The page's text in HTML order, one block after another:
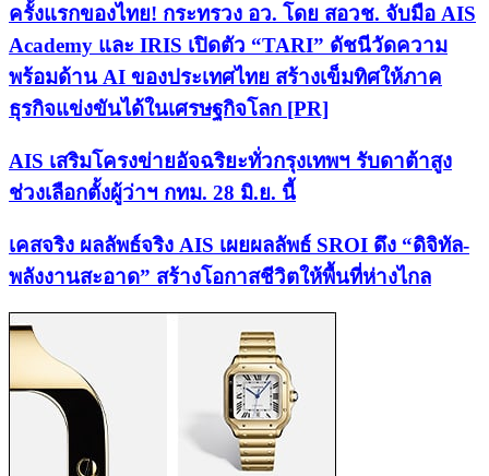
ครั้งแรกของไทย! กระทรวง อว. โดย สอวช. จับมือ AIS
Academy และ IRIS เปิดตัว “TARI” ดัชนีวัดความ
พร้อมด้าน AI ของประเทศไทย สร้างเข็มทิศให้ภาค
ธุรกิจแข่งขันได้ในเศรษฐกิจโลก [PR]
AIS เสริมโครงข่ายอัจฉริยะทั่วกรุงเทพฯ รับดาต้าสูง
ช่วงเลือกตั้งผู้ว่าฯ กทม. 28 มิ.ย. นี้
เคสจริง ผลลัพธ์จริง AIS เผยผลลัพธ์ SROI ดึง “ดิจิทัล-
พลังงานสะอาด” สร้างโอกาสชีวิตให้พื้นที่ห่างไกล